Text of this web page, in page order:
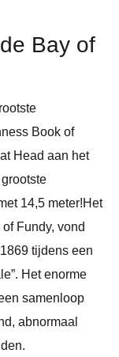
Bay of
Book of
Head aan het
14,5 meter!Het
Fundy, vond
tijdens een
Het enorme
samenloop
abnormaal